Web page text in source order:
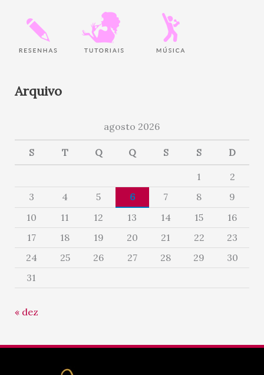
Arquivo
agosto 2026
S T Q Q S S D
1
2
3
4 5 6 7 8
9
10
11 12 13 14 15
16
17
18 19 20 21 22
23
24
25 26 27 28 29
30
31
« dez